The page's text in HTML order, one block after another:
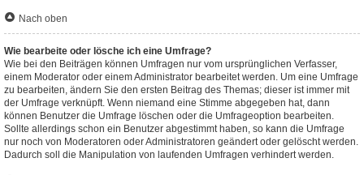
Nach oben
Wie bearbeite oder lösche ich eine Umfrage?
Wie bei den Beiträgen können Umfragen nur vom ursprünglichen Verfasser,
einem Moderator oder einem Administrator bearbeitet werden. Um eine Umfrage
zu bearbeiten, ändern Sie den ersten Beitrag des Themas; dieser ist immer mit
der Umfrage verknüpft. Wenn niemand eine Stimme abgegeben hat, dann
können Benutzer die Umfrage löschen oder die Umfrageoption bearbeiten.
Sollte allerdings schon ein Benutzer abgestimmt haben, so kann die Umfrage
nur noch von Moderatoren oder Administratoren geändert oder gelöscht werden.
Dadurch soll die Manipulation von laufenden Umfragen verhindert werden.